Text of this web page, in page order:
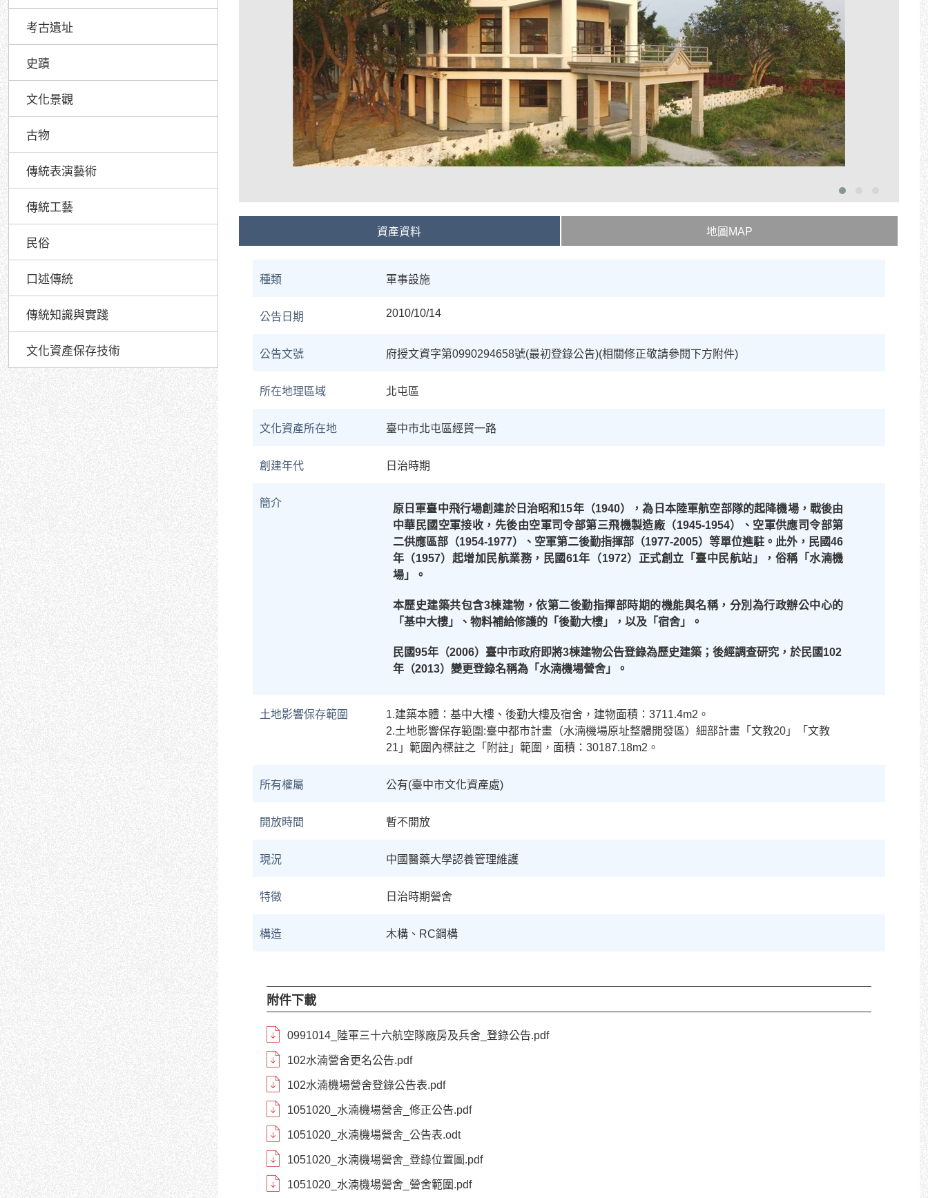
考古遺址
史蹟
文化景觀
古物
傳統表演藝術
傳統工藝
民俗
口述傳統
傳統知識與實踐
文化資產保存技術
資產資料 地圖MAP
種類 軍事設施
公告日期 2010/10/14
公告文號 府授文資字第0990294658號(最初登錄公告)(相關修正敬請參閱下方附件)
所在地理區域 北屯區
文化資產所在地 臺中市北屯區經貿一路
創建年代 日治時期
簡介 原日軍臺中飛行場創建於日治昭和15年（1940），為日本陸軍航空部隊的起降機場，戰後由
中華民國空軍接收，先後由空軍司令部第三飛機製造廠（1945-1954）、空軍供應司令部第
二供應區部（1954-1977）、空軍第二後勤指揮部（1977-2005）等單位進駐。此外，民國46
年（1957）起增加民航業務，民國61年（1972）正式創立「臺中民航站」，俗稱「水湳機
場」。
本歷史建築共包含3棟建物，依第二後勤指揮部時期的機能與名稱，分別為行政辦公中心的
「基中大樓」、物料補給修護的「後勤大樓」，以及「宿舍」。
民國95年（2006）臺中市政府即將3棟建物公告登錄為歷史建築；後經調查研究，於民國102
年（2013）變更登錄名稱為「水湳機場營舍」。
土地影響保存範圍
1.建築本體：基中大樓、後勤大樓及宿舍，建物面積：3711.4m2。
2.土地影響保存範圍:臺中都市計畫（水湳機場原址整體開發區）細部計畫「文教20」「文教
21」範圍內標註之「附註」範圍，面積：30187.18m2。
所有權屬 公有(臺中市文化資產處)
開放時間 暫不開放
現況 中國醫藥大學認養管理維護
特徵 日治時期營舍
構造 木構、RC鋼構
附件下載
0991014_陸軍三十六航空隊廠房及兵舍_登錄公告.pdf
102水湳營舍更名公告.pdf
102水湳機場營舍登錄公告表.pdf
1051020_水湳機場營舍_修正公告.pdf
1051020_水湳機場營舍_公告表.odt
1051020_水湳機場營舍_登錄位置圖.pdf
1051020_水湳機場營舍_營舍範圍.pdf